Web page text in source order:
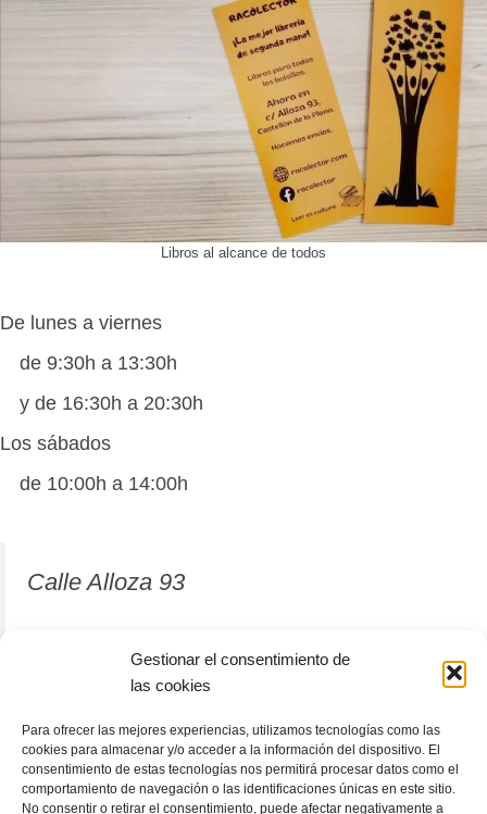
Gestionar el consentimiento de
las cookies
Para ofrecer las mejores experiencias, utilizamos tecnologías como las
cookies para almacenar y/o acceder a la información del dispositivo. El
consentimiento de estas tecnologías nos permitirá procesar datos como el
comportamiento de navegación o las identificaciones únicas en este sitio.
No consentir o retirar el consentimiento, puede afectar negativamente a
Libros al alcance de todos
De lunes a viernes
de 9:30h a 13:30h
y de 16:30h a 20:30h
Los sábados
de 10:00h a 14:00h
Calle Alloza 93
12001 Castellón de la Plana
964 81 37 63